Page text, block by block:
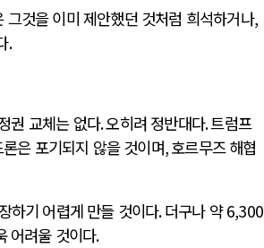
것을 이미 제안했던 것처럼 희석하거나,
.
권 교체는 없다.오히려 정반대다.트럼프
은 포기되지 않을 것이며,호르무즈 해협
하기 어렵게 만들 것이다.더구나 약6,300
어려울 것이다.